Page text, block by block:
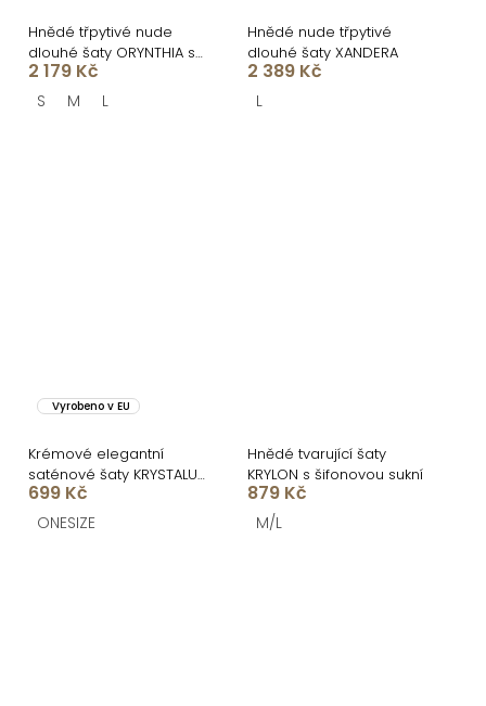
Hnědé třpytivé nude
dlouhé šaty ORYNTHIA s
kamínky
2 179 Kč
S M L
Hnědé nude třpytivé
dlouhé šaty XANDERA
2 389 Kč
L
Vyrobeno v EU
Krémové elegantní
saténové šaty KRYSTALU
s krajkou
699 Kč
ONESIZE
Hnědé tvarující šaty
KRYLON s šifonovou sukní
879 Kč
M/L